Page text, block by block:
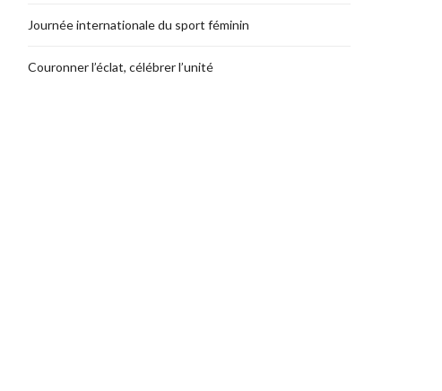
Journée internationale du sport féminin
Couronner l’éclat, célébrer l’unité